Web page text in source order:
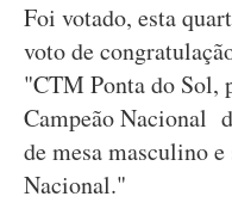
Foi votado, esta
voto de
"CTM Ponta do Sol,
Campeão Nacional
de mesa masculino
Nacional."